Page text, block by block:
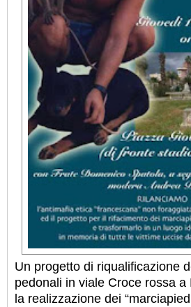
Un progetto di riqualificazione
pedonali in viale Croce rossa a
la realizzazione dei